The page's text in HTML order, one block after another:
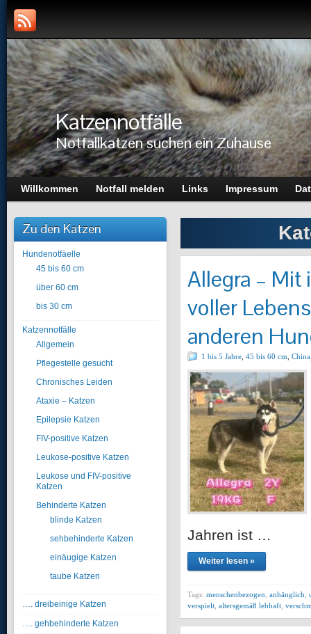
Katzennotfälle
Notfallkatzen suchen ein Zuhause
Willkommen Notfall melden Links Impressum
Zu den Katzen
Hundenotfäelle
45 bis 60 cm
über 60 cm
bis 30 cm
Katzennotfälle
Allgemein
Pflegestelle gesucht
Chronisches Leiden
Ataxie – Katzen
Epilepsie Katzen
FIV-positive Katzen
Leukose-positive Katzen
Leukose und FIV-positive
Katzen
Behinderte Katzen
blinde Katzen
sehbehinderte Katzen
einäugige Katzen
taube Katzen
…. dreibeinige Katzen
…. gehbehinderte Katzen
Allegra – Mit
voller
anderen
1 bis 5 Jahre 45 bis 60 cm China
Jahren ist …
Weiter lesen »
Tags: menschenbezogen anhänglich
verspielt altersgemäß lebhaft